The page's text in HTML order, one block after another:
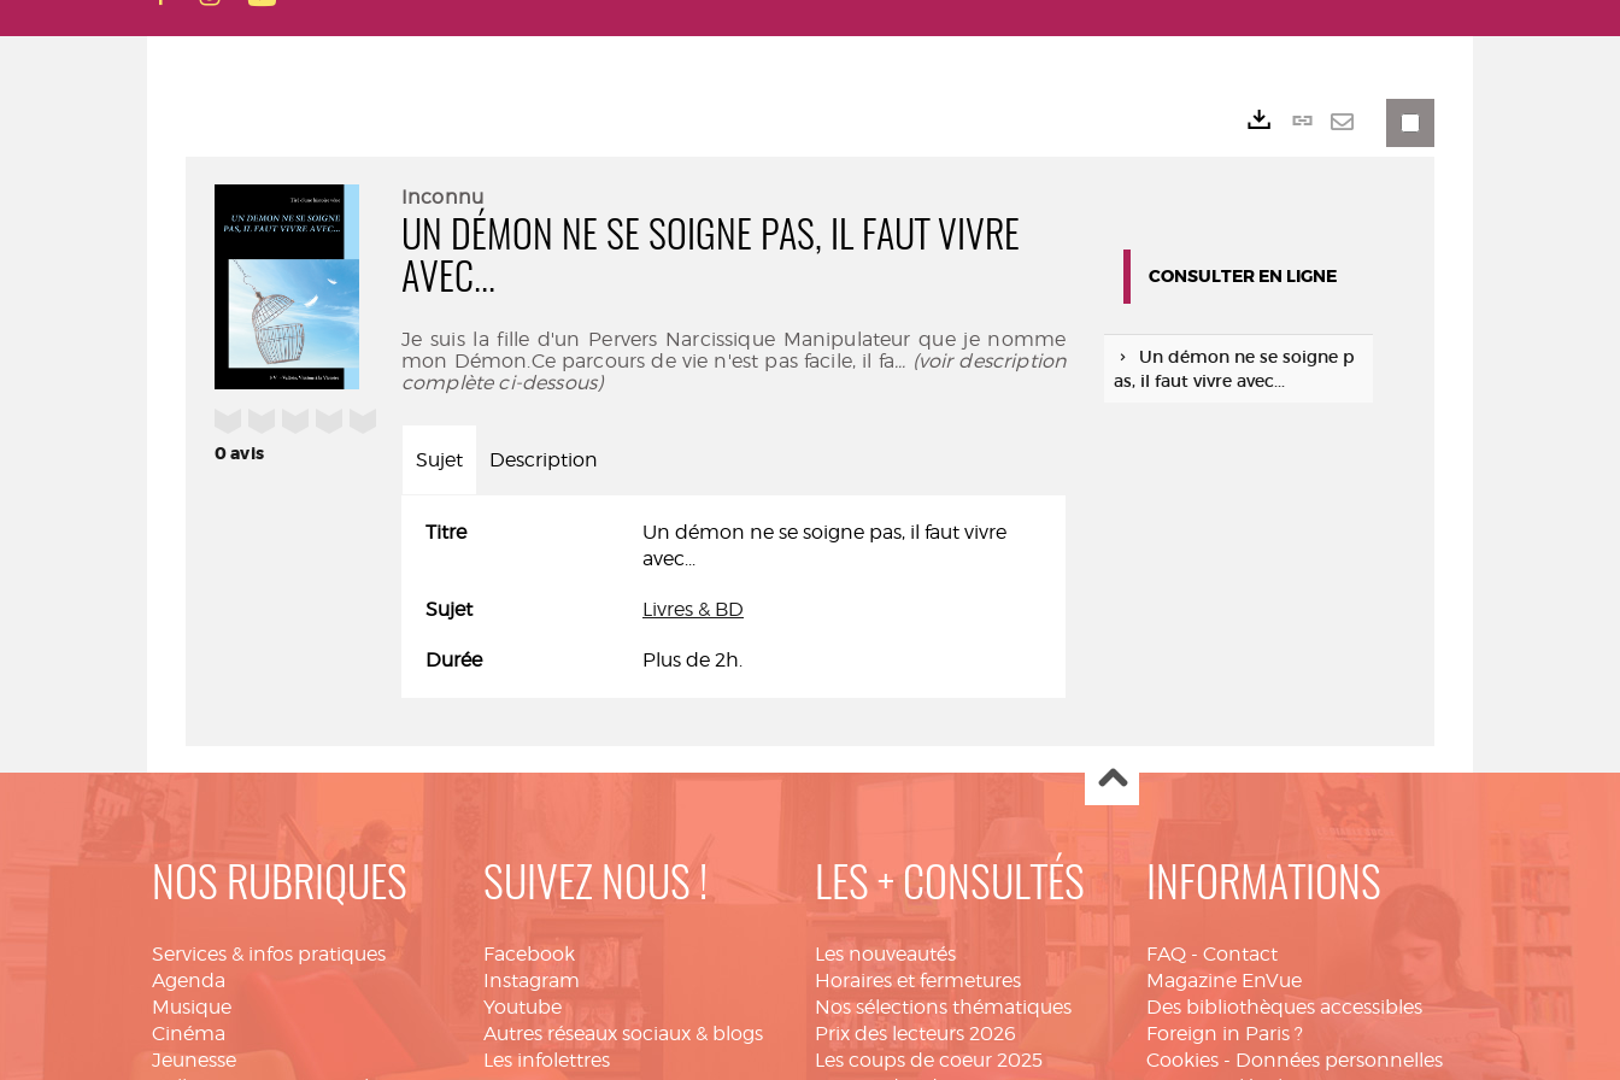
0avis
Inconnu
UN DÉMON NE SE SOIGNE PAS, IL FAUT VIVRE
AVEC...
Je suis la fille d'un Pervers Narcissique Manipulateur que je nomme
mon Démon.Ce parcours de vie n'est pas facile, il fa... (voir description
complète ci-dessous)
Sujet Description
Titre
Un démon ne se soigne pas, il faut vivre
avec...
Sujet Livres & BD
Durée Plus de 2h.
Lien
CONSULTER EN LIGNE
Un démon ne se soigne p
as, il faut vivre avec...
NOS RUBRIQUES
Services & infos pratiques
Agenda
Musique
Cinéma
Jeunesse
SUIVEZ NOUS !
Facebook
Instagram
Youtube
Autres réseaux sociaux & blogs
Les infolettres
LES + CONSULTÉS
Les nouveautés
Horaires et fermetures
Nos sélections thématiques
Prix des lecteurs 2026
Les coups de coeur 2025
INFORMATIONS
FAQ - Contact
Magazine EnVue
Des bibliothèques accessibles
Foreign in Paris ?
Cookies - Données personnelles